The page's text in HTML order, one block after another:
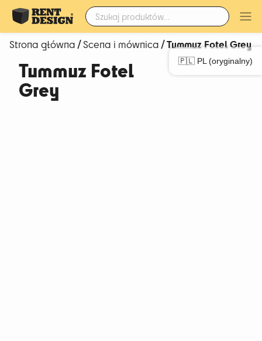
Szukaj:
🇵🇱 PL (oryginalny)
Strona główna/Scena i mównica/ Tummuz Fotel Grey
Tummuz Fotel
Grey